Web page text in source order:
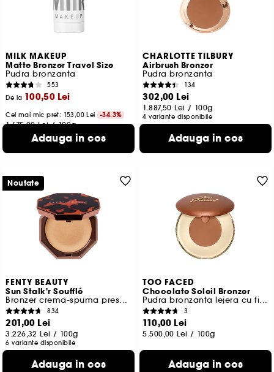
MILK MAKEUP
Matte Bronzer Travel Size
Pudra bronzanta
553
De la 100,50 Lei
Cel mai mic pret: 153,00 Lei -34.3%
1.675,00 Lei /100g
3 variante disponibile
Adauga in cos
CHARLOTTE TILBURY
Airbrush Bronzer
Pudra bronzanta
134
302,00 Lei
1.887,50 Lei / 100g
4 variante disponibile
Adauga in cos
FENTY BEAUTY
Sun Stalk'r Soufflé
Bronzer crema-spuma presata
834
201,00 Lei
3.226,32 Lei / 100g
6 variante disponibile
Adauga in cos
Noutate
TOO FACED
Chocolate Soleil Bronzer
Pudra bronzanta lejera cu finisaj mat
3
110,00 Lei
5.500,00 Lei / 100g
Adauga in cos